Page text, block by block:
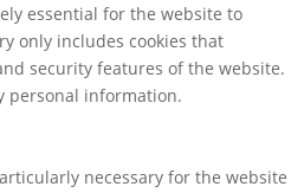
essential for the website to
only includes cookies that
security features of the website.
personal information.
necessary for the website